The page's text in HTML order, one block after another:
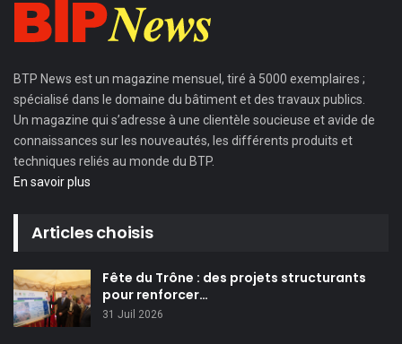
BTP News est un magazine mensuel, tiré à 5000 exemplaires ;
spécialisé dans le domaine du bâtiment et des travaux publics.
Un magazine qui s’adresse à une clientèle soucieuse et avide de
connaissances sur les nouveautés, les différents produits et
techniques reliés au monde du BTP.
En savoir plus
Articles choisis
Fête du Trône : des projets structurants
pour renforcer…
31 Juil 2026